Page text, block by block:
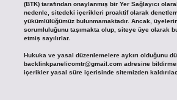
(BTK) tarafından onaylanmış bir Yer Sağlayıcı
nedenle, sitedeki içerikleri proaktif olarak
yükümlülüğümüz bulunmamaktadır. Ancak,
sorumluluğunu taşımakta olup, siteye üye olarak
etmiş sayılırlar.
Hukuka ve yasal düzenlemelere aykırı olduğunu
backlinkpanelicomtr@gmail.comadresine
içerikler yasal süre içerisinde sitemizden